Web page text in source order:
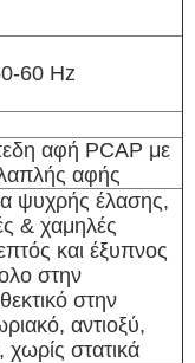
60 Hz
αφή PCAP με
αφής
ψυχρής έλασης,
& χαμηλές
και έξυπνος
στην
στην
αντιοξύ,
στατικά